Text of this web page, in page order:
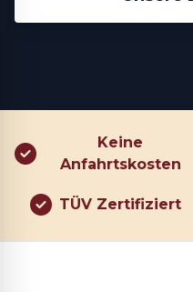
Keine
Anfahrtskosten
TÜV Zertifiziert